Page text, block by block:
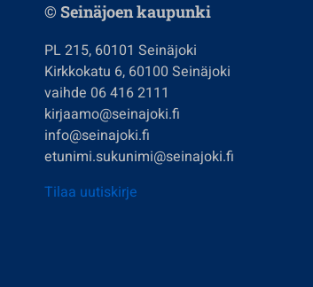
© Seinäjoen kaupunki
PL 215, 60101 Seinäjoki
Kirkkokatu 6, 60100 Seinäjoki
vaihde 06 416 2111
kirjaamo@seinajoki.fi
info@seinajoki.fi
etunimi.sukunimi@seinajoki.fi
Tilaa uutiskirje